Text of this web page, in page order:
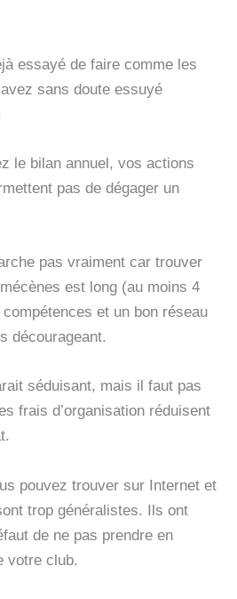
essayé de faire comme les
sans doute essuyé
le bilan annuel, vos actions
pas de dégager un
pas vraiment car trouver
est long (au moins 4
et un bon réseau
décourageant.
séduisant, mais il faut pas
frais d’organisation réduisent
pouvez trouver sur Internet et
trop généralistes. Ils ont
de ne pas prendre en
votre club.